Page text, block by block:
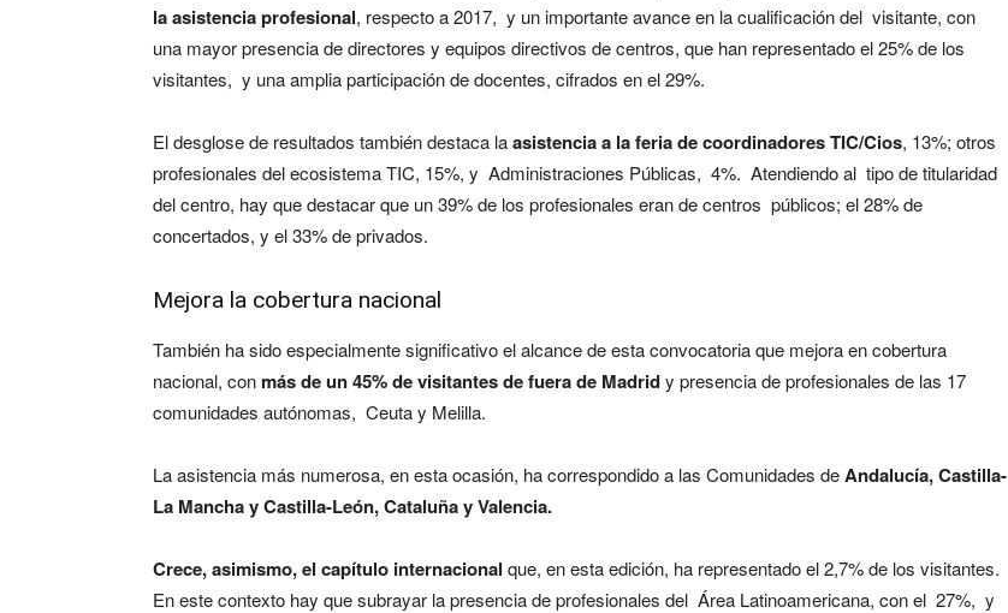
la asistencia profesional, respecto a 2017, y un importante avance en la cualificación del visitante, con
una mayor presencia de directores y equipos directivos de centros, que han representado el 25% de los
visitantes, y una amplia participación de docentes, cifrados en el 29%.
El desglose de resultados también destaca laasistencia a la feria de coordinadores TIC/Cios, 13%; otros
profesionales del ecosistema TIC, 15%, y Administraciones Públicas, 4%. Atendiendo al tipo de titularidad
del centro, hay que destacar que un 39% de los profesionales eran de centros públicos; el 28% de
concertados, y el 33% de privados.
Mejora la cobertura nacional
También ha sido especialmente significativo el alcance de esta convocatoria que mejora en cobertura
nacional, conmás de un 45% de visitantes de fuera de Madridy presencia de profesionales de las 17
comunidades autónomas, Ceuta y Melilla.
La asistencia más numerosa, en esta ocasión, ha correspondido a las Comunidades deAndalucía, Castilla-
La Mancha y Castilla-León, Cataluña y Valencia.
Crece, asimismo, el capítulo internacional que, en esta edición, ha representado el 2,7% de los visitantes.
En este contexto hay que subrayar la presencia de profesionales del Área Latinoamericana, con el 27%, y